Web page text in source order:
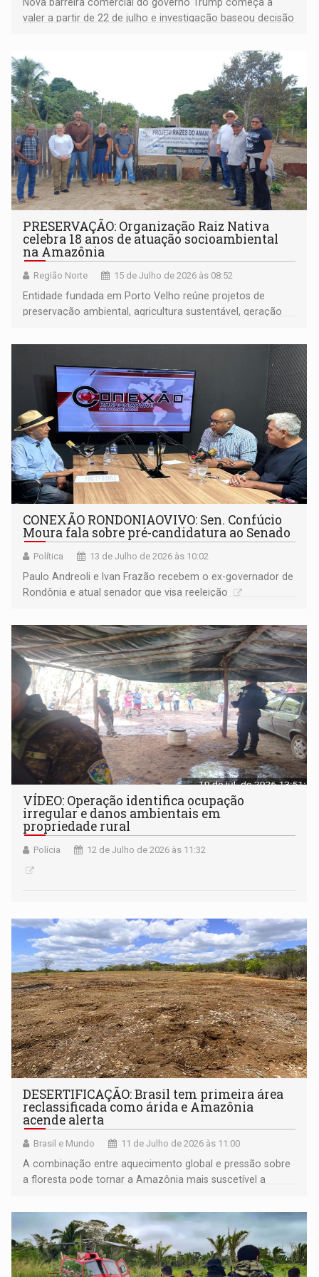
Nova barreira comercial do governo Trump começa a
valer a partir de 22 de julho e investigação baseou decisão
PRESERVAÇÃO: Organização Raiz Nativa
celebra 18 anos de atuação socioambiental
na Amazônia
Região Norte 15 de Julho de 2026 às 08:52
Entidade fundada em Porto Velho reúne projetos de
preservação ambiental, agricultura sustentável, geração
amazônicas
CONEXÃO RONDONIAOVIVO: Sen. Confúcio
Moura fala sobre pré-candidatura ao Senado
Política 13 de Julho de 2026 às 10:02
Paulo Andreoli e Ivan Frazão recebem o ex-governador de
Rondônia e atual senador que visa reeleição
VÍDEO: Operação identifica ocupação
irregular e danos ambientais em
propriedade rural
Polícia 12 de Julho de 2026 às 11:32
DESERTIFICAÇÃO: Brasil tem primeira área
reclassificada como árida e Amazônia
acende alerta
Brasil e Mundo 11 de Julho de 2026 às 11:00
A combinação entre aquecimento global e pressão sobre
a floresta pode tornar a Amazônia mais suscetível a